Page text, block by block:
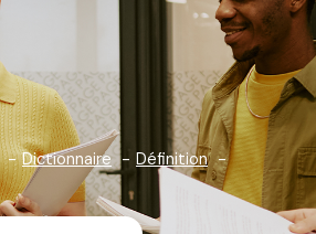
Dictionnaire
Définition